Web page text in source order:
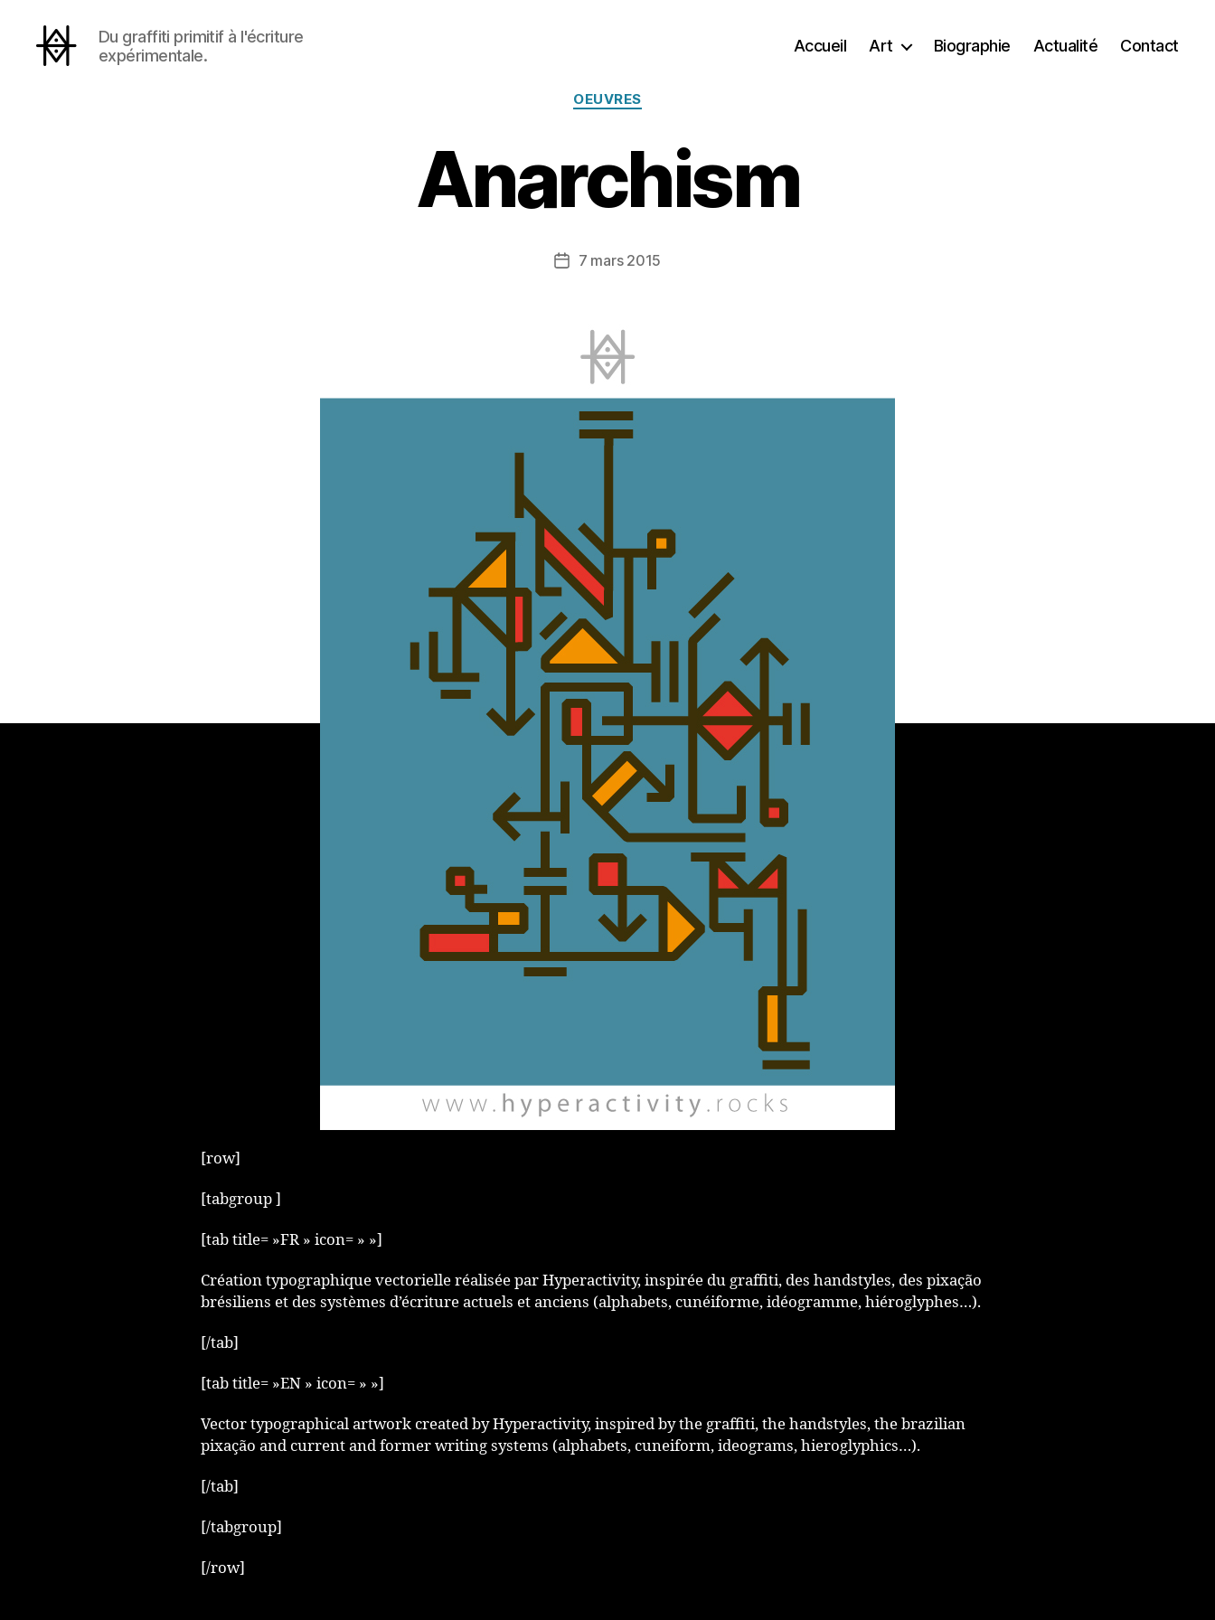
Du graffiti primitif à l'écriture
expérimentale.
Accueil Art Biographie Actualité Contact
Catégories
OEUVRES
Anarchism
Date7 mars 2015
[row]
[tabgroup ]
[tab title= »FR » icon= » »]
Création typographique vectorielle réalisée par Hyperactivity, inspirée du graffiti, des handstyles, des pixação
brésiliens et des systèmes d’écriture actuels et anciens (alphabets, cunéiforme, idéogramme, hiéroglyphes…).
[/tab]
[tab title= »EN » icon= » »]
Vector typographical artwork created by Hyperactivity, inspired by the graffiti, the handstyles, the brazilian
pixação and current and former writing systems (alphabets, cuneiform, ideograms, hieroglyphics…).
[/tab]
[/tabgroup]
[/row]